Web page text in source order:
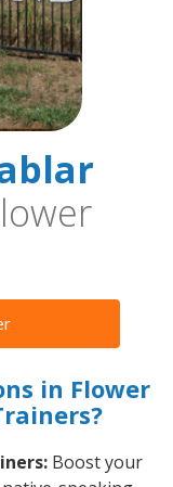
in Flower
Boost your